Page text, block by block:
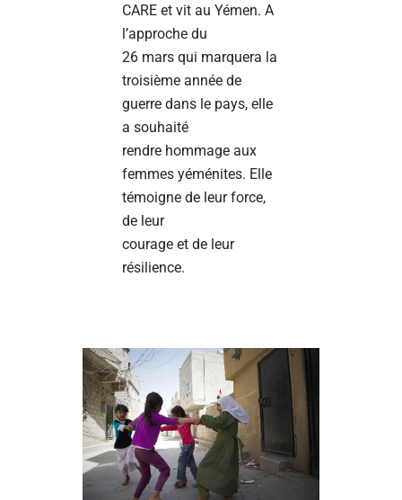
CARE et vit au Yémen. A
l’approche du
26 mars qui marquera la
troisième année de
guerre dans le pays, elle
a souhaité
rendre hommage aux
femmes yéménites. Elle
témoigne de leur force,
de leur
courage et de leur
résilience.